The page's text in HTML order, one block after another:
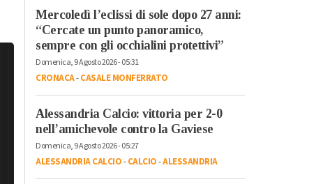
Mercoledì l’eclissi di sole dopo 27 anni:
“Cercate un punto panoramico,
sempre con gli occhialini protettivi”
Domenica, 9 Agosto 2026 - 05:31
CRONACA-CASALE MONFERRATO
Alessandria Calcio: vittoria per 2-0
nell’amichevole contro la Gaviese
Domenica, 9 Agosto 2026 - 05:27
ALESSANDRIA CALCIO-CALCIO-ALESSANDRIA